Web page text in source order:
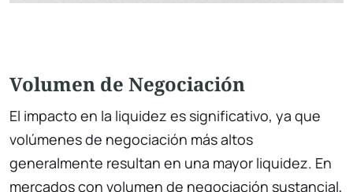
Volumen de Negociación
El impacto en la liquidez es significativo, ya que
volúmenes de negociación más altos
generalmente resultan en una mayor liquidez. En
mercados con volumen de negociación sustancial,